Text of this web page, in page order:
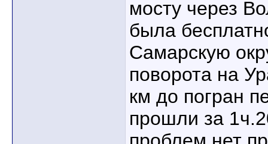
мосту через
была
Самарскую
поворота на
км до погран
прошли за